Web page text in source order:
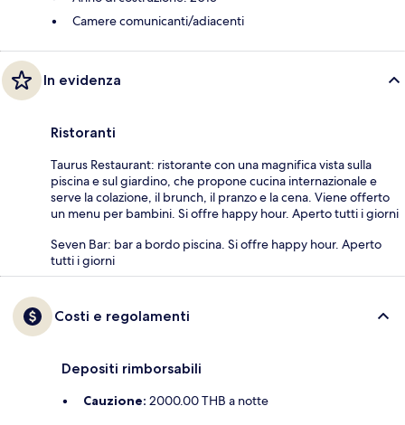
Camere comunicanti/adiacenti
In evidenza
Ristoranti
Taurus Restaurant: ristorante con una magnifica vista sulla
piscina e sul giardino, che propone cucina internazionale e
serve la colazione, il brunch, il pranzo e la cena. Viene offerto
un menu per bambini. Si offre happy hour. Aperto tutti i giorni
Seven Bar: bar a bordo piscina. Si offre happy hour. Aperto
tutti i giorni
Costi e regolamenti
Depositi rimborsabili
Cauzione: 2000.00 THB a notte